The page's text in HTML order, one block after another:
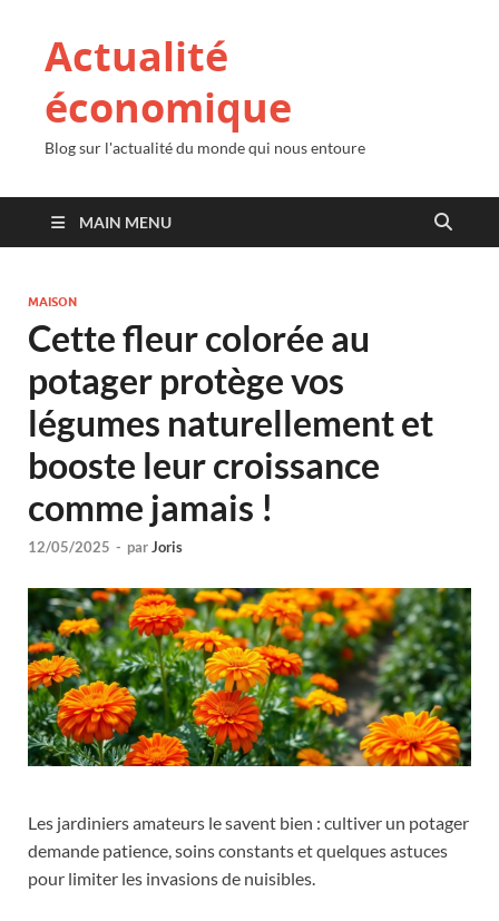
Actualité
économique
Blog sur l'actualité du monde qui nous entoure
MAIN MENU
MAISON
Cette fleur colorée au
potager protège vos
légumes naturellement et
booste leur croissance
comme jamais !
12/05/2025 - parJoris
Les jardiniers amateurs le savent bien : cultiver un potager
demande patience, soins constants et quelques astuces
pour limiter les invasions de nuisibles.